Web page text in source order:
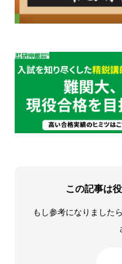
この記事は
もし参考になりました